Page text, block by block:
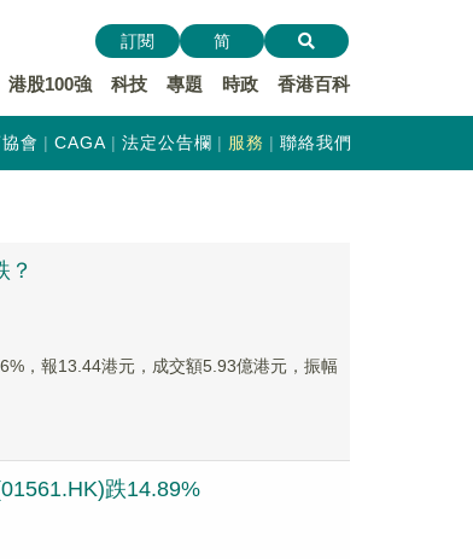
港股100強 科技 專題 時政 香港百科
訂閱 简
會 CAGA 法定公告欄 服務 聯絡我們
？
，報13.44港元，成交額5.93億港元，振幅
跌14.89%